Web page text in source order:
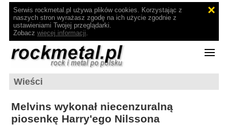
Serwis rockmetal.pl używa plików cookies. Korzystając z
naszych stron wyrażasz zgodę na ich użycie zgodnie z
ustawieniami Twojej przeglądarki.
Zobacz więcej informacji.
Wieści
Melvins wykonał niecenzuralną
piosenkę Harry'ego Nilssona